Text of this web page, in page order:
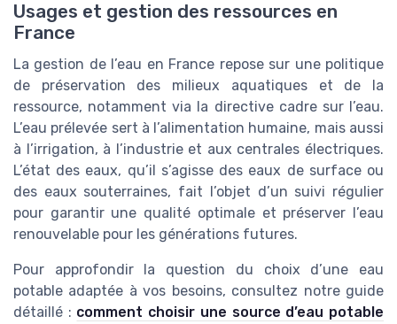
Usages et gestion des ressources en
France
La gestion de l’eau en France repose sur une politique
de préservation des milieux aquatiques et de la
ressource, notamment via la directive cadre sur l’eau.
L’eau prélevée sert à l’alimentation humaine, mais aussi
à l’irrigation, à l’industrie et aux centrales électriques.
L’état des eaux, qu’il s’agisse des eaux de surface ou
des eaux souterraines, fait l’objet d’un suivi régulier
pour garantir une qualité optimale et préserver l’eau
renouvelable pour les générations futures.
Pour approfondir la question du choix d’une eau
potable adaptée à vos besoins, consultez notre guide
détaillé : comment choisir une source d’eau potable